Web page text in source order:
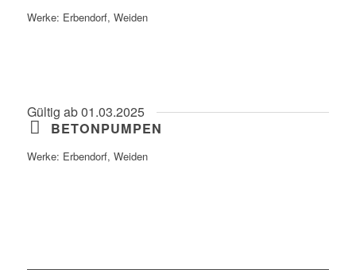
Werke: Erbendorf, Weiden
Gültig ab 01.03.2025
BETONPUMPEN
Werke: Erbendorf, Weiden